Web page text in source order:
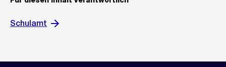
Schulamt